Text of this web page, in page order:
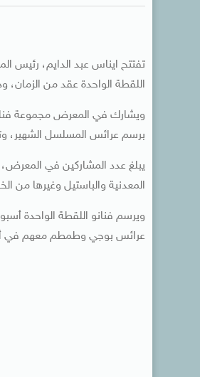
تفتتح ايناس عبد الدايم، رئيس
اللقطة الواحدة عقد من
ويشارك في المعرض مجموعة
برسم عرائس المسلسل الشهير،
المعدنية والباستيل وغيرها من
عرائس بوجي وطمطم معهم في